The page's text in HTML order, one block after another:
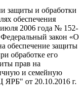
и обработки
обеспечения
июля 2006 года № 152-
закон «О
обеспечение защиты
обработке его
прав на
и семейную
от 20.10.2016 г.